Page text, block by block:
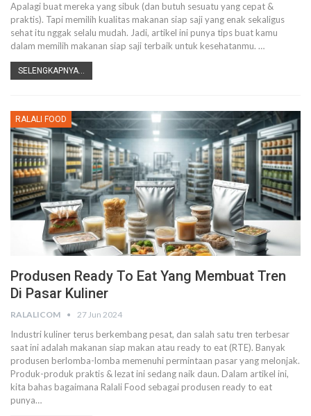
Apalagi buat mereka yang sibuk (dan butuh sesuatu yang cepat &
praktis). Tapi memilih kualitas makanan siap saji yang enak sekaligus
sehat itu nggak selalu mudah. Jadi, artikel ini punya tips buat kamu
dalam memilih makanan siap saji terbaik untuk kesehatanmu. …
SELENGKAPNYA...
RALALI FOOD
Produsen Ready To Eat Yang Membuat Tren
Di Pasar Kuliner
RALALICOM 27 Jun 2024
Industri kuliner terus berkembang pesat, dan salah satu tren terbesar
saat ini adalah makanan siap makan atau ready to eat (RTE). Banyak
produsen berlomba-lomba memenuhi permintaan pasar yang melonjak.
Produk-produk praktis & lezat ini sedang naik daun. Dalam artikel ini,
kita bahas bagaimana Ralali Food sebagai produsen ready to eat
punya…